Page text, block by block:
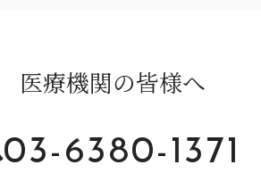
医療機関の皆様へ
03-6380-1371